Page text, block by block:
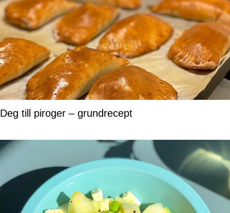
Deg till piroger – grundrecept